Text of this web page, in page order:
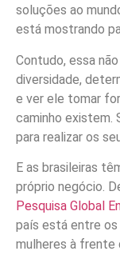
soluções ao
está mostrando
Contudo, essa
diversidade,
e ver ele tomar
caminho existem.
para realizar os
E as brasileiras
próprio negócio.
Pesquisa Global
país está entre os
mulheres à frente